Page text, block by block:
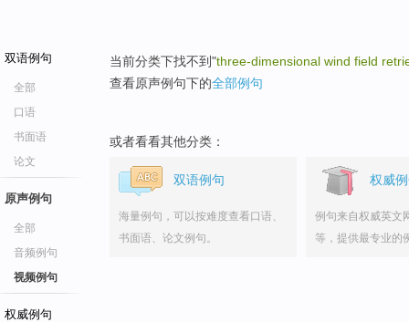
双语例句
全部
口语
书面语
论文
原声例句
全部
音频例句
视频例句
权威例句
当前分类下找不到"three-dimensional wind field
查看原声例句下的全部例句
或者看看其他分类：
双语例句
海量例句，可以按难度查看口语、
书面语、论文例句。
权威
例句来自权威英文
等，提供最专业的